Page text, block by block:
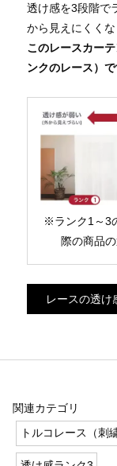
透け感を3段階で
から見えにくくな
このレースカー
ンクのレース）で
※ランク1～3
際の商品
レースの透け
関連カテゴリ
トルコレース（刺繍